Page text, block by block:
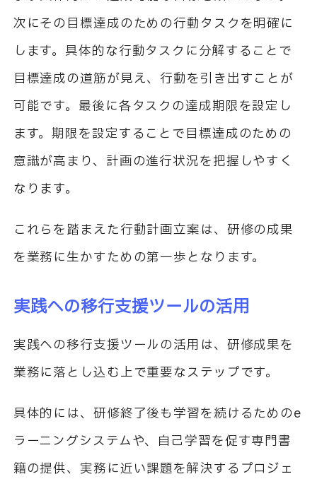
次にその目標達成のための行動タスクを明確に
します。具体的な行動タスクに分解することで
目標達成の道筋が見え、行動を引き出すことが
可能です。最後に各タスクの達成期限を設定し
ます。期限を設定することで目標達成のための
意識が高まり、計画の進行状況を把握しやすく
なります。
これらを踏まえた行動計画立案は、研修の成果
を業務に生かすための第一歩となります。
実践への移行支援ツールの活用
実践への移行支援ツールの活用は、研修成果を
業務に落とし込む上で重要なステップです。
具体的には、研修終了後も学習を続けるためのe
ラーニングシステムや、自己学習を促す専門書
籍の提供、実務に近い課題を解決するプロジェ